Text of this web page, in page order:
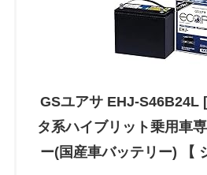
GSユアサ EHJ-S46B24L
タ系ハイブリット乗用車
ー(国産車バッテリー) 【